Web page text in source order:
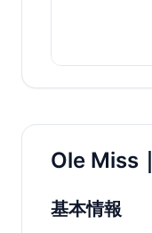
Ole Miss
基本情報